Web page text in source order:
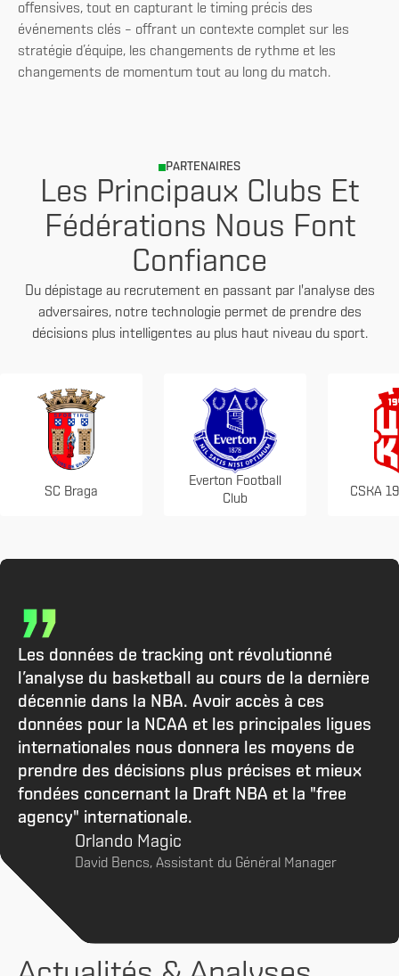
offensives, tout en capturant le timing précis des
événements clés – offrant un contexte complet sur les
stratégie d’équipe, les changements de rythme et les
changements de momentum tout au long du match.
PARTENAIRES
Les Principaux Clubs Et
Fédérations Nous Font
Confiance
Du dépistage au recrutement en passant par l'analyse des
adversaires, notre technologie permet de prendre des
décisions plus intelligentes au plus haut niveau du sport.
SC Braga
Everton Football
Club
CSKA
Les données de tracking ont révolutionné
l’analyse du basketball au cours de la dernière
décennie dans la NBA. Avoir accès à ces
données pour la NCAA et les principales ligues
internationales nous donnera les moyens de
prendre des décisions plus précises et mieux
fondées concernant la Draft NBA et la "free
agency" internationale.
Orlando Magic
David Bencs, Assistant du Général Manager